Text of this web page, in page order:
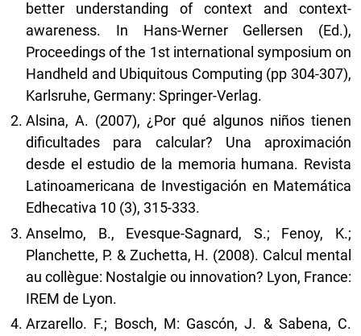
better understanding of context and context-
awareness. In Hans-Werner Gellersen (Ed.),
Proceedings of the 1st international symposium on
Handheld and Ubiquitous Computing (pp 304-307),
Karlsruhe, Germany: Springer-Verlag.
Alsina, A. (2007), ¿Por qué algunos niños tienen
dificultades para calcular? Una aproximación
desde el estudio de la memoria humana. Revista
Latinoamericana de Investigación en Matemática
Edhecativa 10 (3), 315-333.
Anselmo, B., Evesque-Sagnard, S.; Fenoy, K.;
Planchette, P. & Zuchetta, H. (2008). Calcul mental
au collègue: Nostalgie ou innovation? Lyon, France:
IREM de Lyon.
Arzarello. F.; Bosch, M: Gascón, J. & Sabena, C.